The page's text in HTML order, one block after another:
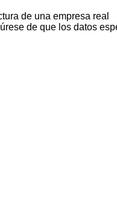
de una empresa real
de que los datos